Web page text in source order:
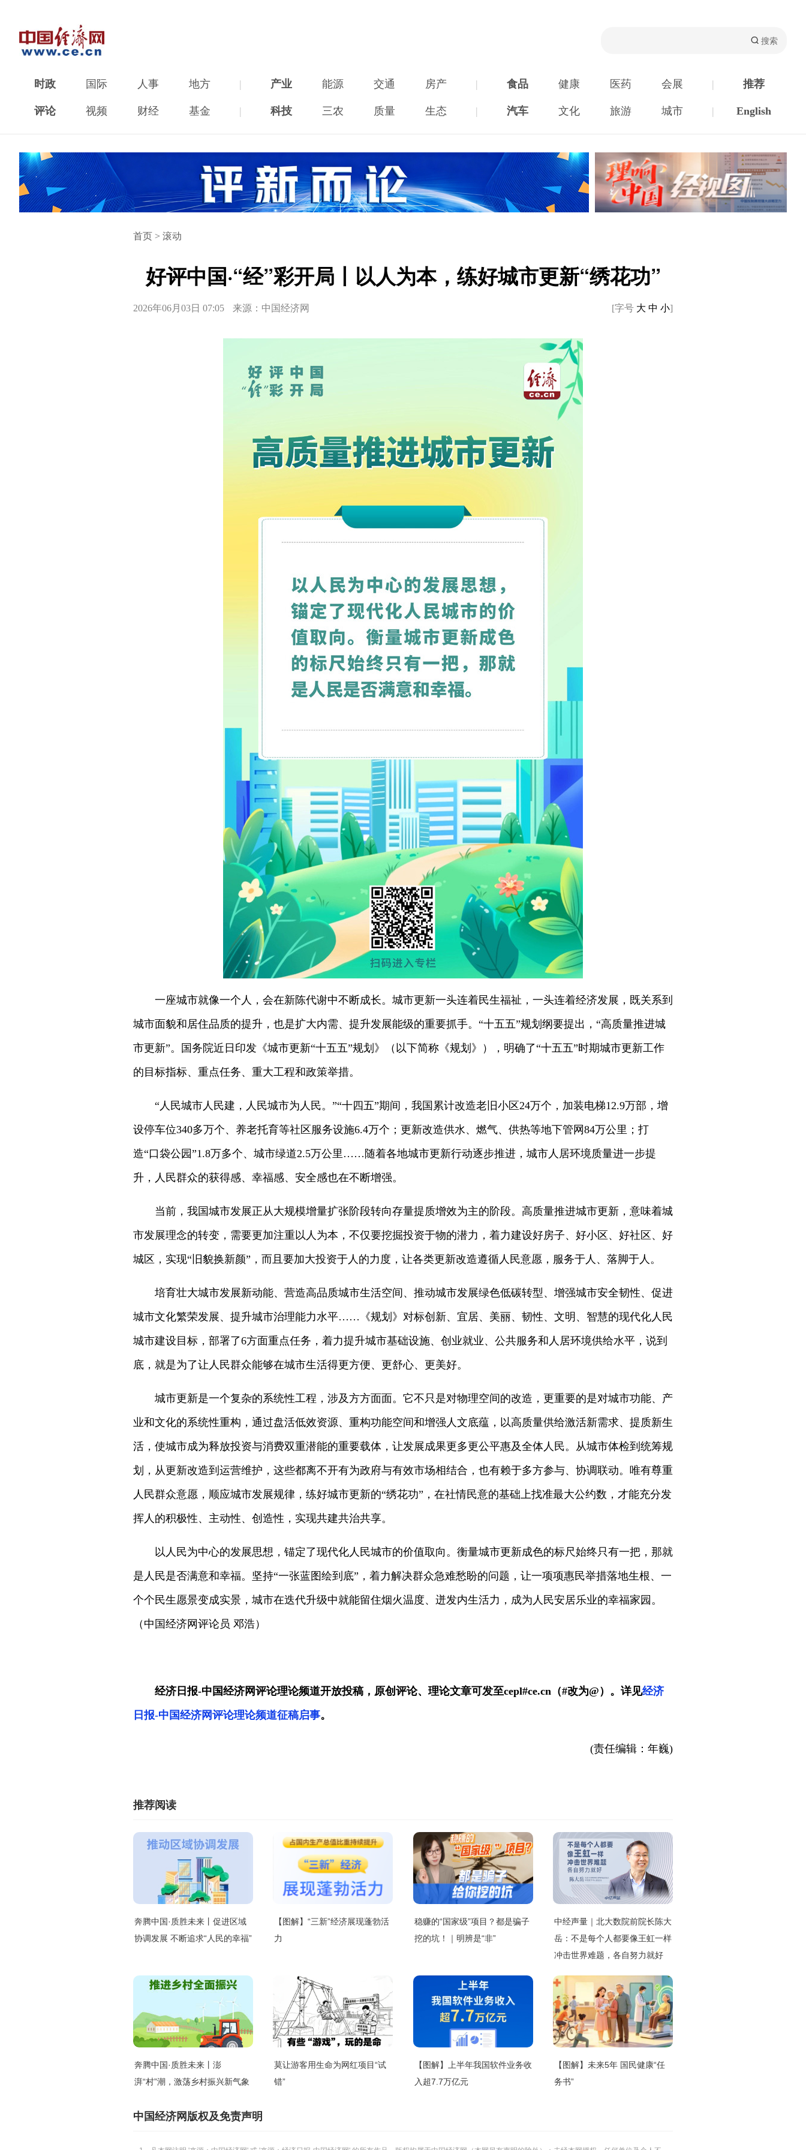
时政 国际 人事 地方 | 产业 能源 交通 房产 | 食品 健康 医药 会展 | 推荐
评论 视频 财经 基金 | 科技 三农 质量 生态 | 汽车 文化 旅游 城市 | English
首页 > 滚动
好评中国·“经”彩开局丨以人为本，练好城市更新“绣花功”
2026年06月03日 07:05 来源：中国经济网 [字号 大 中 小]
一座城市就像一个人，会在新陈代谢中不断成长。城市更新一头连着民生福祉，一头连着经济发展，既关系到
城市面貌和居住品质的提升，也是扩大内需、提升发展能级的重要抓手。“十五五”规划纲要提出，“高质量推进城
市更新”。国务院近日印发《城市更新“十五五”规划》（以下简称《规划》），明确了“十五五”时期城市更新工作
的目标指标、重点任务、重大工程和政策举措。
“人民城市人民建，人民城市为人民。”“十四五”期间，我国累计改造老旧小区24万个，加装电梯12.9万部，增
设停车位340多万个、养老托育等社区服务设施6.4万个；更新改造供水、燃气、供热等地下管网84万公里；打
造“口袋公园”1.8万多个、城市绿道2.5万公里……随着各地城市更新行动逐步推进，城市人居环境质量进一步提
升，人民群众的获得感、幸福感、安全感也在不断增强。
当前，我国城市发展正从大规模增量扩张阶段转向存量提质增效为主的阶段。高质量推进城市更新，意味着城
市发展理念的转变，需要更加注重以人为本，不仅要挖掘投资于物的潜力，着力建设好房子、好小区、好社区、好
城区，实现“旧貌换新颜”，而且要加大投资于人的力度，让各类更新改造遵循人民意愿，服务于人、落脚于人。
培育壮大城市发展新动能、营造高品质城市生活空间、推动城市发展绿色低碳转型、增强城市安全韧性、促进
城市文化繁荣发展、提升城市治理能力水平……《规划》对标创新、宜居、美丽、韧性、文明、智慧的现代化人民
城市建设目标，部署了6方面重点任务，着力提升城市基础设施、创业就业、公共服务和人居环境供给水平，说到
底，就是为了让人民群众能够在城市生活得更方便、更舒心、更美好。
城市更新是一个复杂的系统性工程，涉及方方面面。它不只是对物理空间的改造，更重要的是对城市功能、产
业和文化的系统性重构，通过盘活低效资源、重构功能空间和增强人文底蕴，以高质量供给激活新需求、提质新生
活，使城市成为释放投资与消费双重潜能的重要载体，让发展成果更多更公平惠及全体人民。从城市体检到统筹规
划，从更新改造到运营维护，这些都离不开有为政府与有效市场相结合，也有赖于多方参与、协调联动。唯有尊重
人民群众意愿，顺应城市发展规律，练好城市更新的“绣花功”，在社情民意的基础上找准最大公约数，才能充分发
挥人的积极性、主动性、创造性，实现共建共治共享。
以人民为中心的发展思想，锚定了现代化人民城市的价值取向。衡量城市更新成色的标尺始终只有一把，那就
是人民是否满意和幸福。坚持“一张蓝图绘到底”，着力解决群众急难愁盼的问题，让一项项惠民举措落地生根、一
个个民生愿景变成实景，城市在迭代升级中就能留住烟火温度、迸发内生活力，成为人民安居乐业的幸福家园。
（中国经济网评论员 邓浩）
经济日报-中国经济网评论理论频道开放投稿，原创评论、理论文章可发至cepl#ce.cn（#改为@）。详见经济
日报-中国经济网评论理论频道征稿启事。
(责任编辑：年巍)
推荐阅读
奔腾中国·质胜未来丨促进区域
协调发展 不断追求“人民的幸福”
【图解】“三新”经济展现蓬勃活
力
稳赚的“国家级”项目？都是骗子
挖的坑！｜明辨是“非”
中经声量｜北大数院前院长陈大
岳：不是每个人都要像王虹一样
冲击世界难题，各自努力就好
奔腾中国·质胜未来丨澎
湃“村”潮，激荡乡村振兴新气象
莫让游客用生命为网红项目“试
错”
【图解】上半年我国软件业务收
入超7.7万亿元
【图解】未来5年 国民健康“任
务书”
中国经济网版权及免责声明